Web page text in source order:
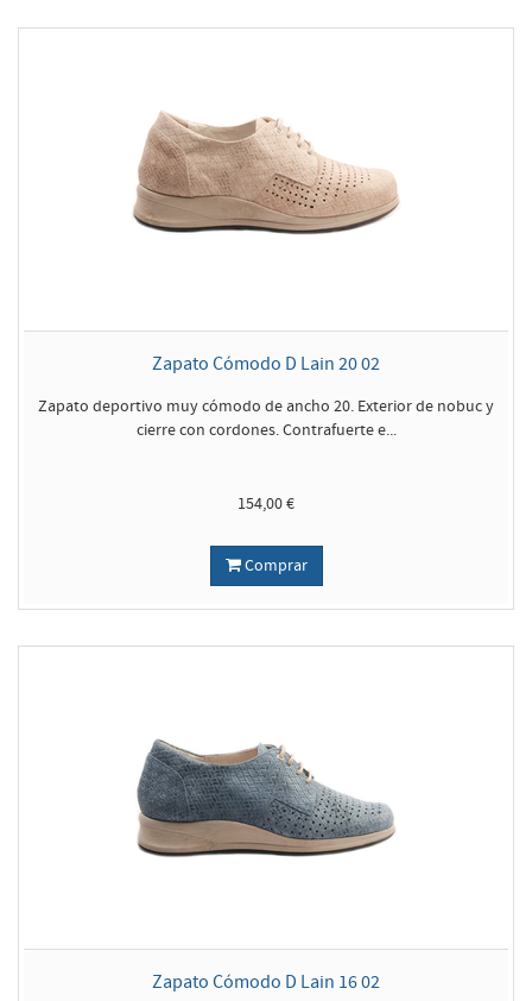
Zapato Cómodo D Lain 20 02
Zapato deportivo muy cómodo de ancho 20. Exterior de nobuc y
cierre con cordones. Contrafuerte e...
154,00 €
Comprar
Zapato Cómodo D Lain 16 02